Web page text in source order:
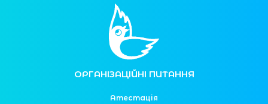
ОРГАНІЗАЦІЙНІ ПИТАННЯ
Атестація